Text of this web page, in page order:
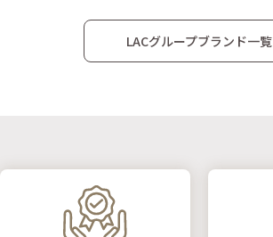
LACグループブランド一覧